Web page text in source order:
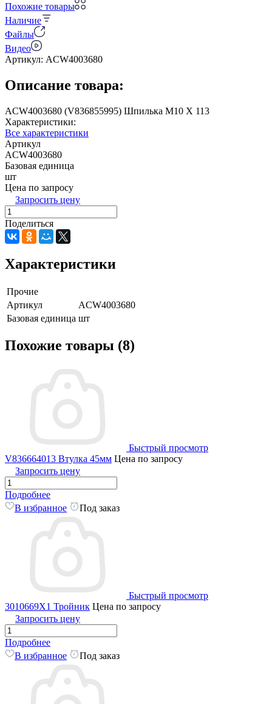
Похожие товары
Наличие
Файлы
Видео
Артикул: ACW4003680
Описание товара:
ACW4003680 (V836855995) Шпилька M10 X 113
Характеристики:
Все характеристики
Артикул
ACW4003680
Базовая единица
шт
Цена по запросу
Запросить цену
Поделиться
Характеристики
Прочие
Артикул
ACW4003680
Базовая единица шт
Похожие товары (8)
Быстрый просмотр
V836664013 Втулка 45мм Цена по запросу
Запросить цену
Подробнее
В избранное
Под заказ
Быстрый просмотр
3010669X1 Тройник Цена по запросу
Запросить цену
Подробнее
В избранное
Под заказ